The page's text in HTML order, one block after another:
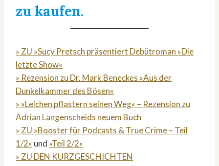
zu kaufen.
» ZU »Sucy Pretsch präsentiert Debütroman »Die
letzte Show«
» Rezension zu Dr. Mark Beneckes »Aus der
Dunkelkammer des Bösen«
» »Leichen pflastern seinen Weg« – Rezension zu
Adrian Langenscheids neuem Buch
» ZU »Booster für Podcasts & True Crime – Teil
1/2« und »Teil 2/2«
» ZU DEN KURZGESCHICHTEN